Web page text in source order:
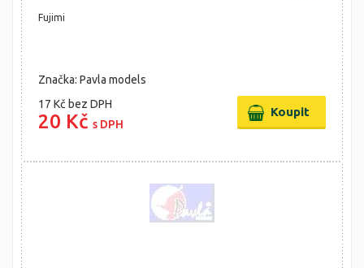
Fujimi
Značka: Pavla models
17 Kč bez DPH
20 Kč s DPH